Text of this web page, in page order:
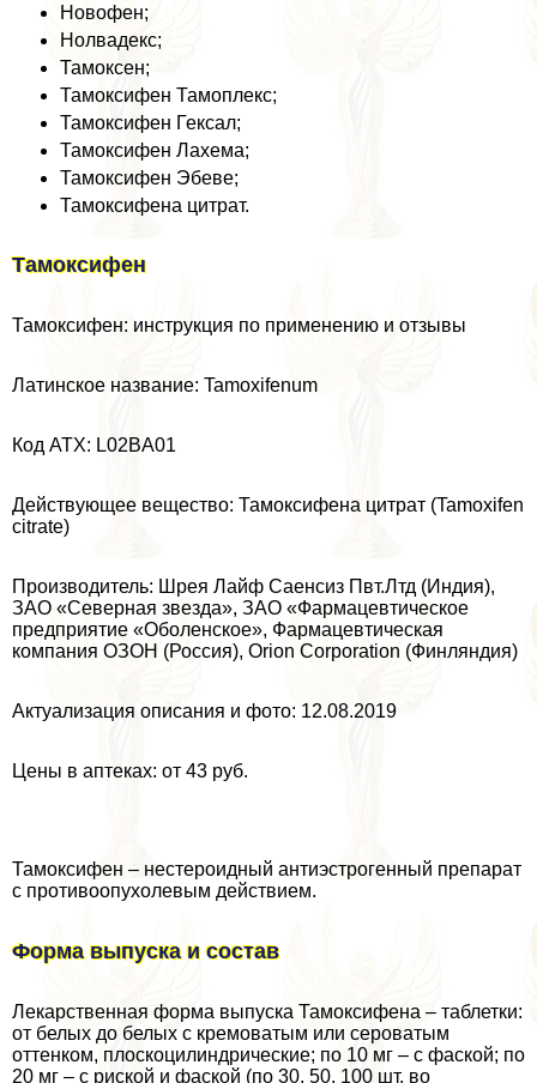
Новофен;
Нолвадекс;
Тамоксен;
Тамоксифен Тамоплекс;
Тамоксифен Гексал;
Тамоксифен Лахема;
Тамоксифен Эбеве;
Тамоксифена цитрат.
Тамоксифен
Тамоксифен: инструкция по применению и отзывы
Латинское название: Tamoxifenum
Код ATX: L02BA01
Действующее вещество: Тамоксифена цитрат (Tamoxifen
citrate)
Производитель: Шрея Лайф Саенсиз Пвт.Лтд (Индия),
ЗАО «Северная звезда», ЗАО «Фармацевтическое
предприятие «Оболенское», Фармацевтическая
компания ОЗОН (Россия), Orion Corporation (Финляндия)
Актуализация описания и фото: 12.08.2019
Цены в аптеках: от 43 руб.
Тамоксифен – нестероидный антиэстрогенный препарат
с противоопухолевым действием.
Форма выпуска и состав
Лекарственная форма выпуска Тамоксифена – таблетки:
от белых до белых с кремоватым или сероватым
оттенком, плоскоцилиндрические; по 10 мг – с фаской; по
20 мг – с риской и фаской (по 30, 50, 100 шт. во